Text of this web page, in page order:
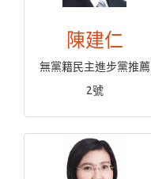
陳建仁
無黨籍民主進步黨推薦
2號